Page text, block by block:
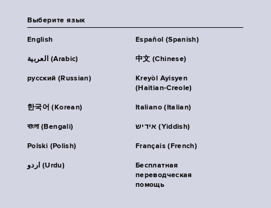
Выберите язык
English Español (Spanish)
العربية (Arabic) 中文 (Chinese)
русский (Russian)
Kreyòl Ayisyen
(Haitian-Creole)
한국어 (Korean) Italiano (Italian)
বাংলা (Bengali) אידיש (Yiddish)
Polski (Polish) Français (French)
اردو (Urdu)
Бесплатная
переводческая
помощь